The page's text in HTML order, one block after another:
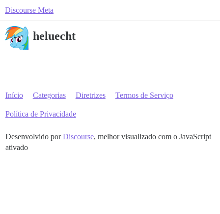
Discourse Meta
heluecht
Início Categorias Diretrizes Termos de Serviço
Política de Privacidade
Desenvolvido porDiscourse, melhor visualizado com o JavaScript
ativado